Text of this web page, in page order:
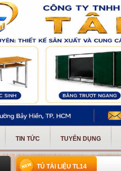
TIN TỨC TUYỂN DỤNG
TỦ TÀI LIỆU TL14